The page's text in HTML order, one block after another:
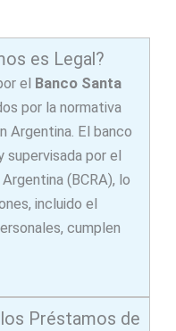
es Legal?
el Banco Santa
por la normativa
Argentina. El banco
supervisada por el
(BCRA), lo
incluido el
cumplen
Préstamos de